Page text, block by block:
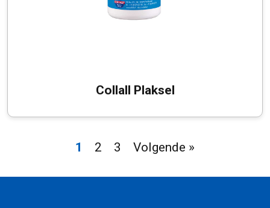
Collall Plaksel
1 2 3 Volgende »